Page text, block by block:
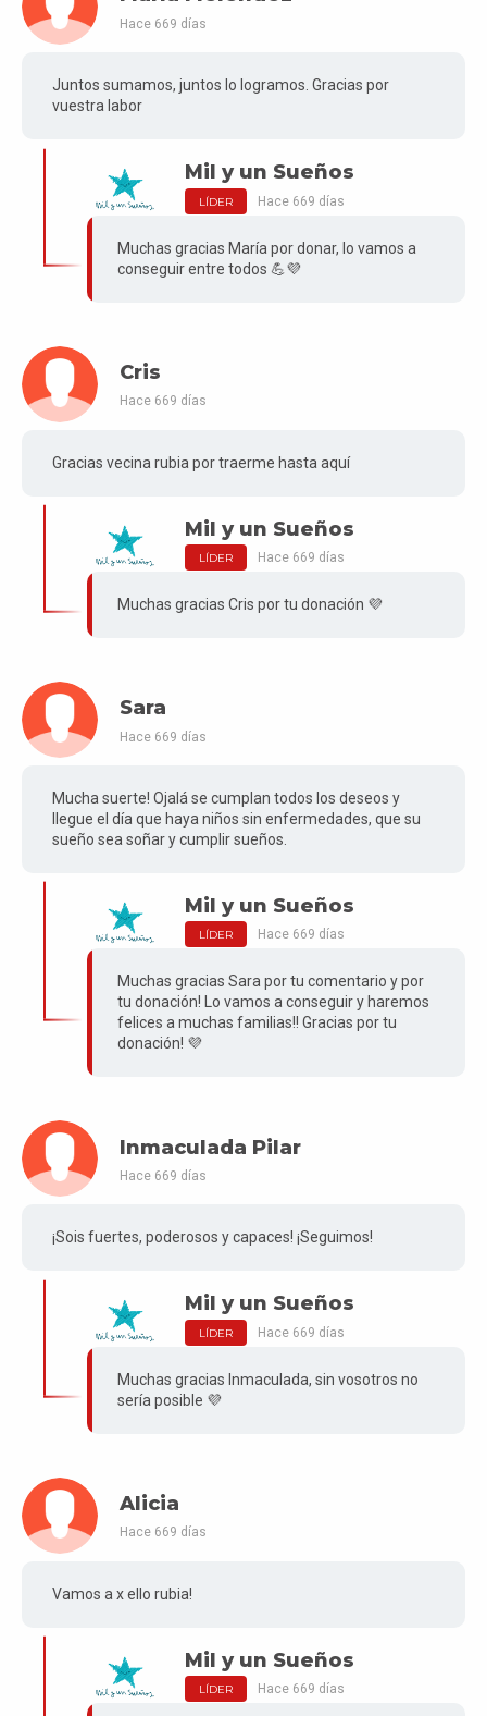
Hace 669 días
Juntos sumamos, juntos lo logramos. Gracias por
vuestra labor
Mil y un Sueños
LÍDER Hace 669 días
Muchas gracias María por donar, lo vamos a
conseguir entre todos 💪💜
Cris
Hace 669 días
Gracias vecina rubia por traerme hasta aquí
Mil y un Sueños
LÍDER Hace 669 días
Muchas gracias Cris por tu donación 💜
Sara
Hace 669 días
Mucha suerte! Ojalá se cumplan todos los deseos y
llegue el día que haya niños sin enfermedades, que su
sueño sea soñar y cumplir sueños.
Mil y un Sueños
LÍDER Hace 669 días
Muchas gracias Sara por tu comentario y por
tu donación! Lo vamos a conseguir y haremos
felices a muchas familias!! Gracias por tu
donación! 💜
Inmaculada Pilar
Hace 669 días
¡Sois fuertes, poderosos y capaces! ¡Seguimos!
Mil y un Sueños
LÍDER Hace 669 días
Muchas gracias Inmaculada, sin vosotros no
sería posible 💜
Alicia
Hace 669 días
Vamos a x ello rubia!
Mil y un Sueños
LÍDER Hace 669 días